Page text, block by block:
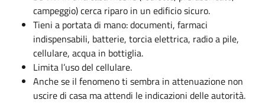
campeggio) cerca riparo in un edificio sicuro.
Tieni a portata di mano: documenti, farmaci
indispensabili, batterie, torcia elettrica, radio a pile,
cellulare, acqua in bottiglia.
Limita l’uso del cellulare.
Anche se il fenomeno ti sembra in attenuazione non
uscire di casa ma attendi le indicazioni delle autorità.